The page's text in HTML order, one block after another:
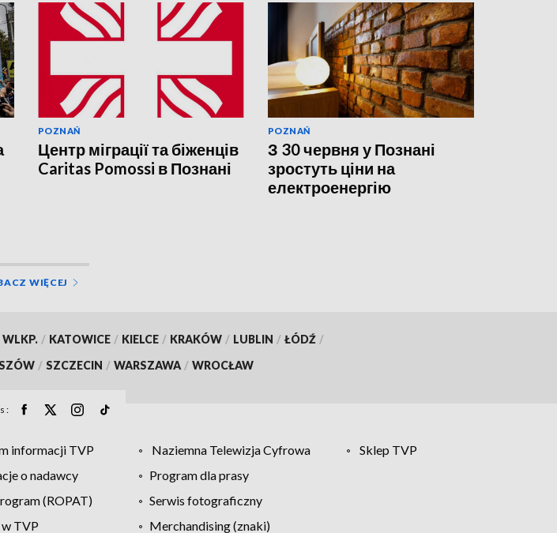
POZNAŃ
Центр міграції та біженців
Caritas Pomossi в Познані
POZNAŃ
З 30 червня у Познані
зростуть ціни на
електроенергію
WIĘCEJ
/ KATOWICE / KIELCE / KRAKÓW / LUBLIN / ŁÓDŹ /
/ SZCZECIN / WARSZAWA / WROCŁAW
informacji TVP Naziemna Telewizja Cyfrowa
Sklep TVP
o nadawcy
Program dla prasy
(ROPAT)
Serwis fotograficzny
TVP Merchandising (znaki)